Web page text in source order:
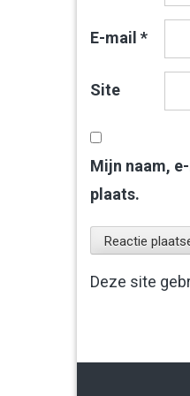
E-mail *
Site
Mijn naam,
plaats.
Deze site